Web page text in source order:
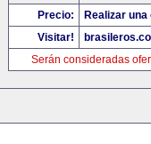
Precio:
Realizar
Visitar!
Serán consideradas